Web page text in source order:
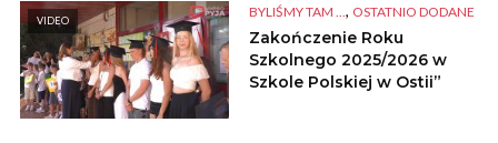
VIDEO
BYLIŚMY TAM ..., OSTATNIO DODANE
Zakończenie Roku
Szkolnego 2025/2026 w
Szkole Polskiej w Ostii”